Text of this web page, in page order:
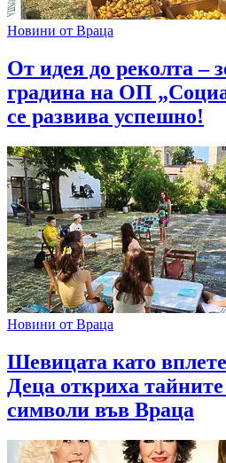
Новини от Враца
От идея до реколта –
градина на ОП
се развива успешно!
Новини от Враца
Шевицата като
Деца откриха
символи във Враца